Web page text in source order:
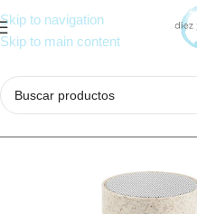
Skip to navigation
Skip to main content